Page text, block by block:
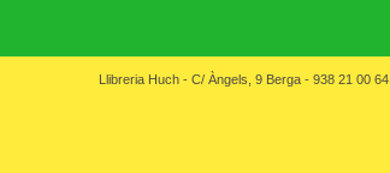
Llibreria Huch - C/ Àngels, 9 Berga - 938 21 00 64